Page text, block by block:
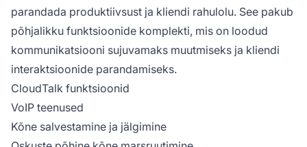
parandada produktiivsust ja kliendi rahulolu. See pakub
põhjalikku funktsioonide komplekti, mis on loodud
kommunikatsiooni sujuvamaks muutmiseks ja kliendi
interaktsioonide parandamiseks.
CloudTalk funktsioonid
VoIP teenused
Kõne salvestamine ja jälgimine